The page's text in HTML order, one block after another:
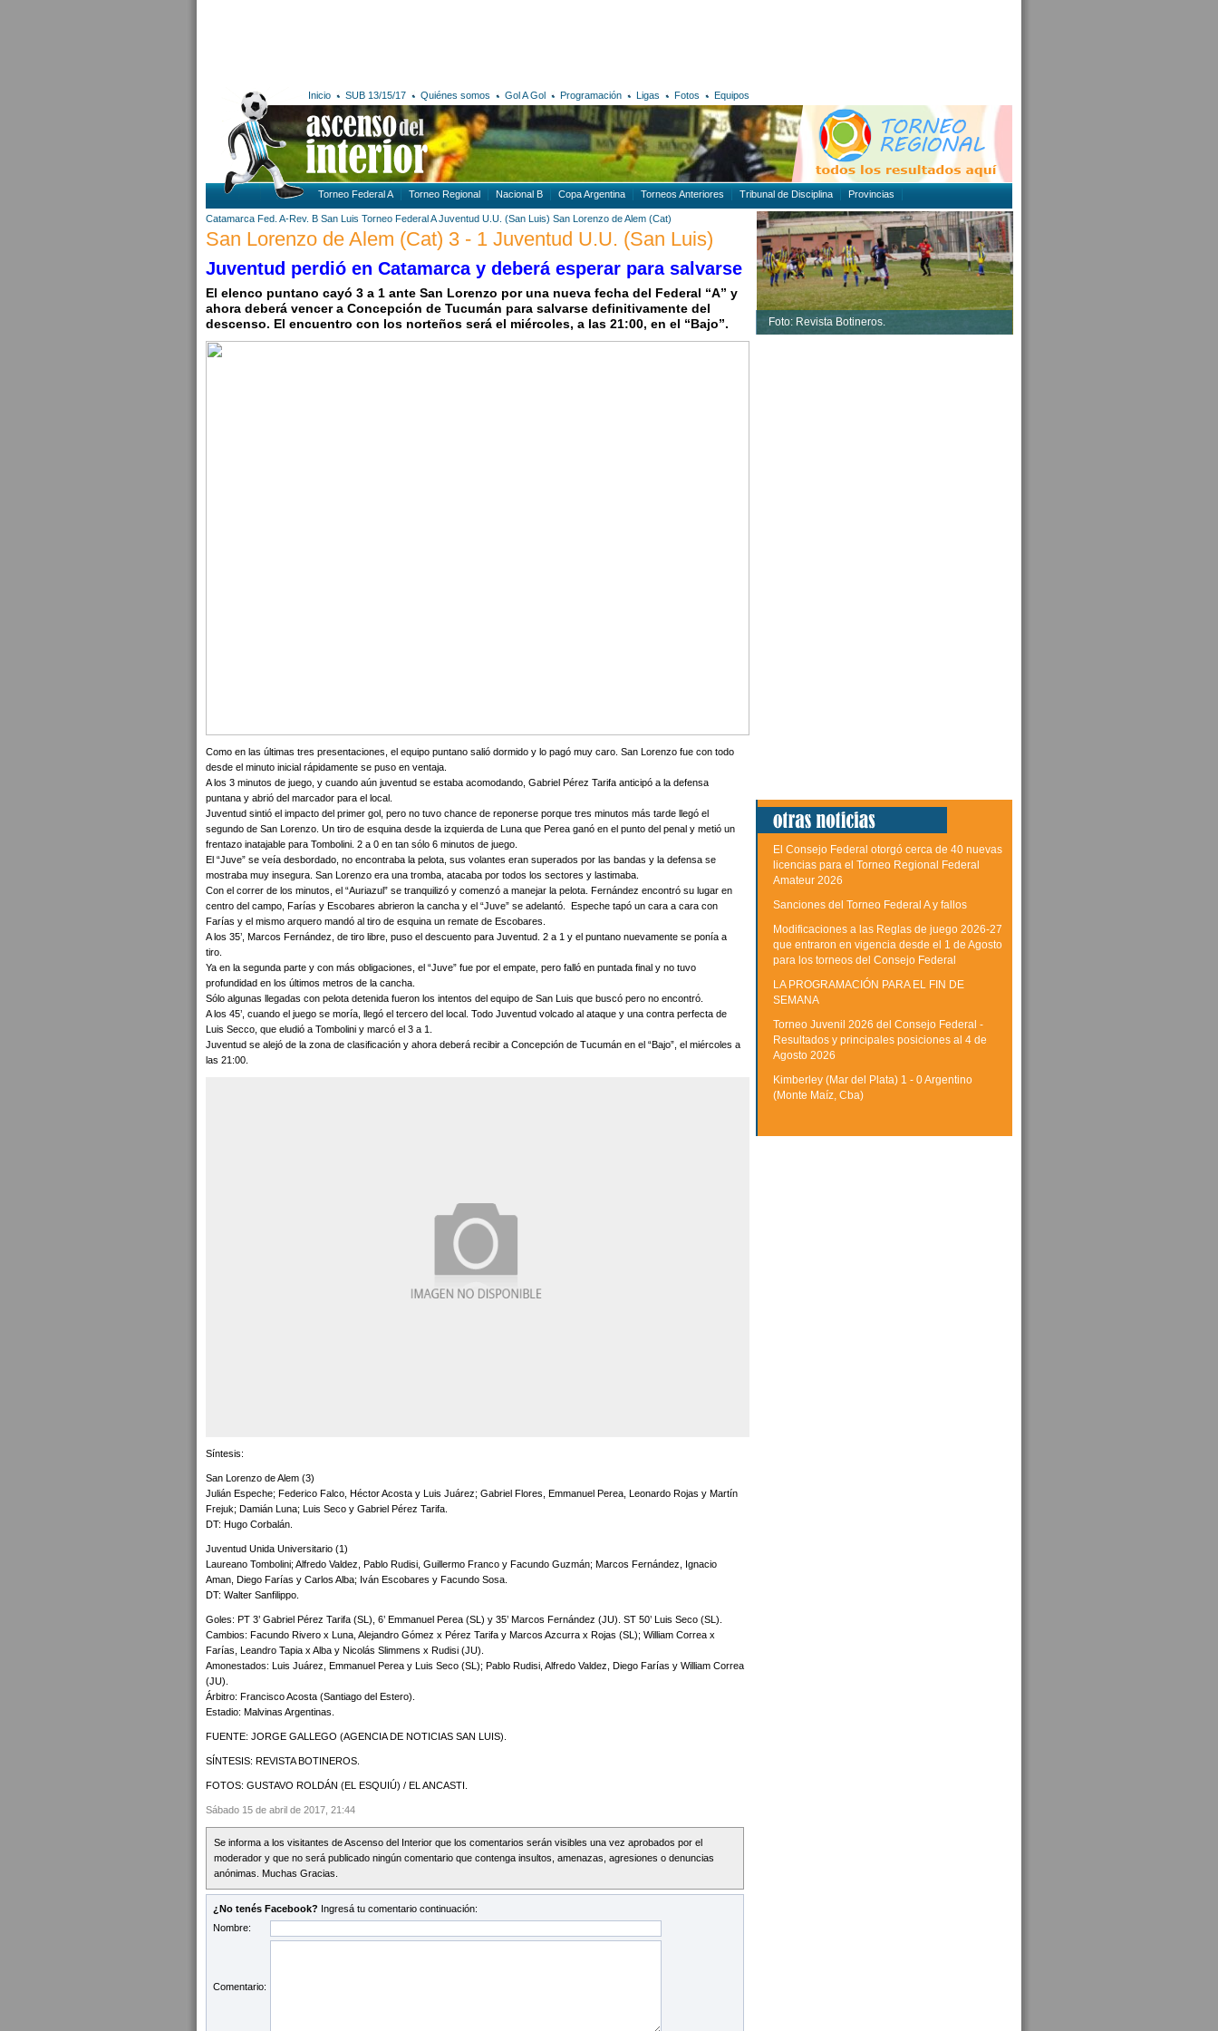
Inicio SUB 13/15/17 Quiénes somos Gol A Gol Programación Ligas Fotos Equipos
Torneo Federal A Torneo Regional Nacional B Copa Argentina Torneos Anteriores Tribunal de Disciplina Provincias
Catamarca Fed. A-Rev. B San Luis Torneo Federal A Juventud U.U. (San Luis) San Lorenzo de Alem (Cat)
San Lorenzo de Alem (Cat) 3 - 1 Juventud U.U. (San Luis)
Juventud perdió en Catamarca y deberá esperar para salvarse
El elenco puntano cayó 3 a 1 ante San Lorenzo por una nueva fecha del Federal “A” y
ahora deberá vencer a Concepción de Tucumán para salvarse definitivamente del
descenso. El encuentro con los norteños será el miércoles, a las 21:00, en el “Bajo”.
Como en las últimas tres presentaciones, el equipo puntano salió dormido y lo pagó muy caro. San Lorenzo fue con todo
desde el minuto inicial rápidamente se puso en ventaja.
A los 3 minutos de juego, y cuando aún juventud se estaba acomodando, Gabriel Pérez Tarifa anticipó a la defensa
puntana y abrió del marcador para el local.
Juventud sintió el impacto del primer gol, pero no tuvo chance de reponerse porque tres minutos más tarde llegó el
segundo de San Lorenzo. Un tiro de esquina desde la izquierda de Luna que Perea ganó en el punto del penal y metió un
frentazo inatajable para Tombolini. 2 a 0 en tan sólo 6 minutos de juego.
El “Juve” se veía desbordado, no encontraba la pelota, sus volantes eran superados por las bandas y la defensa se
mostraba muy insegura. San Lorenzo era una tromba, atacaba por todos los sectores y lastimaba.
Con el correr de los minutos, el “Auriazul” se tranquilizó y comenzó a manejar la pelota. Fernández encontró su lugar en
centro del campo, Farías y Escobares abrieron la cancha y el “Juve” se adelantó. Espeche tapó un cara a cara con
Farías y el mismo arquero mandó al tiro de esquina un remate de Escobares.
A los 35’, Marcos Fernández, de tiro libre, puso el descuento para Juventud. 2 a 1 y el puntano nuevamente se ponía a
tiro.
Ya en la segunda parte y con más obligaciones, el “Juve” fue por el empate, pero falló en puntada final y no tuvo
profundidad en los últimos metros de la cancha.
Sólo algunas llegadas con pelota detenida fueron los intentos del equipo de San Luis que buscó pero no encontró.
A los 45’, cuando el juego se moría, llegó el tercero del local. Todo Juventud volcado al ataque y una contra perfecta de
Luis Secco, que eludió a Tombolini y marcó el 3 a 1.
Juventud se alejó de la zona de clasificación y ahora deberá recibir a Concepción de Tucumán en el “Bajo”, el miércoles a
las 21:00.
Síntesis:
San Lorenzo de Alem (3)
Julián Espeche; Federico Falco, Héctor Acosta y Luis Juárez; Gabriel Flores, Emmanuel Perea, Leonardo Rojas y Martín
Frejuk; Damián Luna; Luis Seco y Gabriel Pérez Tarifa.
DT: Hugo Corbalán.
Juventud Unida Universitario (1)
Laureano Tombolini; Alfredo Valdez, Pablo Rudisi, Guillermo Franco y Facundo Guzmán; Marcos Fernández, Ignacio
Aman, Diego Farías y Carlos Alba; Iván Escobares y Facundo Sosa.
DT: Walter Sanfilippo.
Goles: PT 3’ Gabriel Pérez Tarifa (SL), 6’ Emmanuel Perea (SL) y 35’ Marcos Fernández (JU). ST 50’ Luis Seco (SL).
Cambios: Facundo Rivero x Luna, Alejandro Gómez x Pérez Tarifa y Marcos Azcurra x Rojas (SL); William Correa x
Farías, Leandro Tapia x Alba y Nicolás Slimmens x Rudisi (JU).
Amonestados: Luis Juárez, Emmanuel Perea y Luis Seco (SL); Pablo Rudisi, Alfredo Valdez, Diego Farías y William Correa
(JU).
Árbitro: Francisco Acosta (Santiago del Estero).
Estadio: Malvinas Argentinas.
FUENTE: JORGE GALLEGO (AGENCIA DE NOTICIAS SAN LUIS).
SÍNTESIS: REVISTA BOTINEROS.
FOTOS: GUSTAVO ROLDÁN (EL ESQUIÚ) / EL ANCASTI.
Sábado 15 de abril de 2017, 21:44
Se informa a los visitantes de Ascenso del Interior que los comentarios serán visibles una vez aprobados por el
moderador y que no será publicado ningún comentario que contenga insultos, amenazas, agresiones o denuncias
anónimas. Muchas Gracias.
¿No tenés Facebook? Ingresá tu comentario continuación:
Nombre:
Comentario:
Foto: Revista Botineros.
El Consejo Federal otorgó cerca de 40 nuevas
licencias para el Torneo Regional Federal
Amateur 2026
Sanciones del Torneo Federal A y fallos
Modificaciones a las Reglas de juego 2026-27
que entraron en vigencia desde el 1 de Agosto
para los torneos del Consejo Federal
LA PROGRAMACIÓN PARA EL FIN DE
SEMANA
Torneo Juvenil 2026 del Consejo Federal -
Resultados y principales posiciones al 4 de
Agosto 2026
Kimberley (Mar del Plata) 1 - 0 Argentino
(Monte Maíz, Cba)